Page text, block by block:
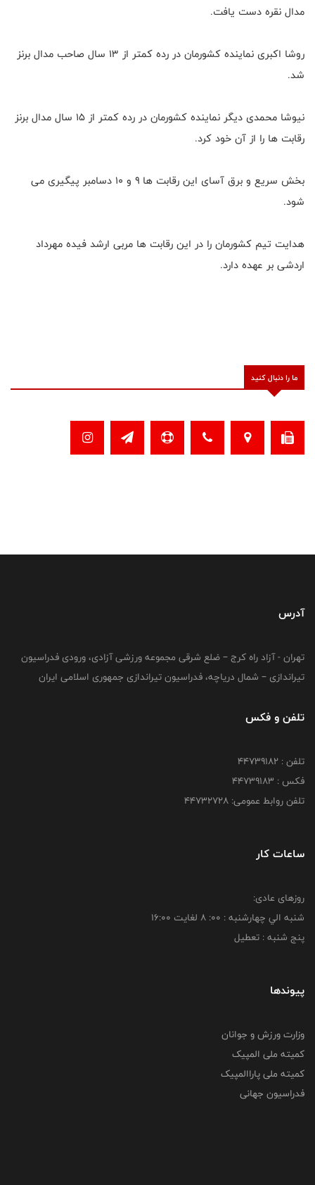
مدال نقره دست یافت.
روشا اکبری نماینده کشورمان در رده کمتر از ۱۳ سال صاحب مدال برنز
شد.
نیوشا محمدی دیگر نماینده کشورمان در رده کمتر از ۱۵ سال مدال برنز
رقابت ها را از آن خود کرد.
بخش سریع و برق آسای این رقابت ها ۹ و ۱۰ دسامبر پیگیری می
شود.
هدایت تیم کشورمان را در این رقابت ها مربی ارشد فیده مهرداد
اردشی بر عهده دارد.
ما را دنبال کنید
آدرس
تهران - آزاد راه کرج – ضلع شرقی مجموعه ورزشی آزادی، ورودی فدراسیون
تیراندازی – شمال دریاچه، فدراسیون تیراندازی جمهوری اسلامی ایران
تلفن و فکس
تلفن : ۴۴۷۳۹۱۸۲
فکس : ۴۴۷۳۹۱۸3
تلفن روابط عمومی: ۴۴۷۳۲۷۲۸
ساعات کار
روزهای عادی:
شنبه الي چهارشنبه : 00: 8 لغايت 16:00
پنج شنبه : تعطیل
پیوندها
وزارت ورزش و جوانان
کمیته ملی المپیک
کمیته ملی پاراالمپیک
فدراسیون جهانی